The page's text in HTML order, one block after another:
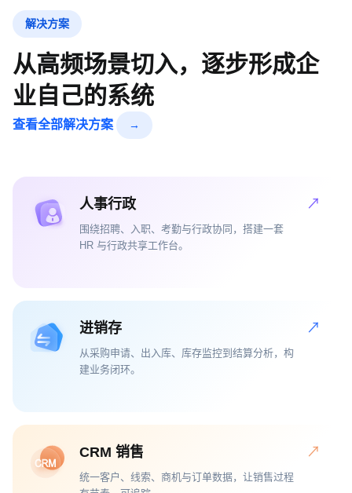
解决方案
从高频场景切入，逐步形成企
业自己的系统
查看全部解决方案 →
人事行政
围绕招聘、入职、考勤与行政协同，搭建一套
HR 与行政共享工作台。
↗
进销存
从采购申请、出入库、库存监控到结算分析，构
建业务闭环。
↗
CRM 销售
统一客户、线索、商机与订单数据，让销售过程
↗